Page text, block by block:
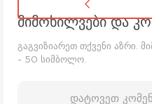
მიმოხილვები და
გაგვიზიარეთ თქვენი აზრი.
- 50 სიმბოლო.
დატოვეთ